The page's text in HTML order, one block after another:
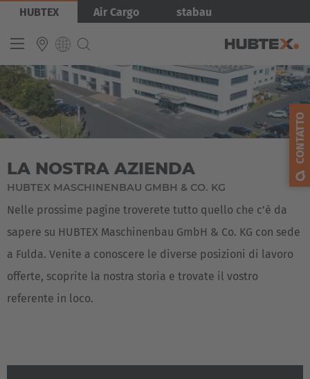
Salta
contenuto
HUBTEX Air Cargo stabau
INTERNATIONAL
English
Español
Français
Immagine
LA NOSTRA AZIENDA
HUBTEX MASCHINENBAU GMBH & CO. KG
Nelle prossime pagine troverete tutto quello che c’è da
sapere su HUBTEX Maschinenbau GmbH & Co. KG con sede
a Fulda. Venite a conoscere le diverse posizioni di lavoro
offerte, scoprite la nostra storia e trovate il vostro
referente in loco.
CONTATTO